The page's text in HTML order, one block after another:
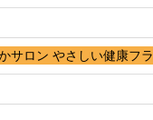
サロン やさしい健康フラ